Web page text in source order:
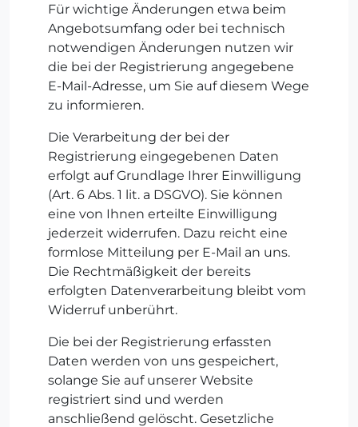
Für wichtige Änderungen etwa beim
Angebotsumfang oder bei technisch
notwendigen Änderungen nutzen wir
die bei der Registrierung angegebene
E-Mail-Adresse, um Sie auf diesem Wege
zu informieren.
Die Verarbeitung der bei der
Registrierung eingegebenen Daten
erfolgt auf Grundlage Ihrer Einwilligung
(Art. 6 Abs. 1 lit. a DSGVO). Sie können
eine von Ihnen erteilte Einwilligung
jederzeit widerrufen. Dazu reicht eine
formlose Mitteilung per E-Mail an uns.
Die Rechtmäßigkeit der bereits
erfolgten Datenverarbeitung bleibt vom
Widerruf unberührt.
Die bei der Registrierung erfassten
Daten werden von uns gespeichert,
solange Sie auf unserer Website
registriert sind und werden
anschließend gelöscht. Gesetzliche